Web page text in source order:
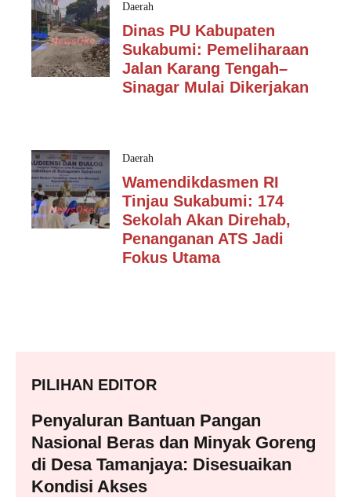
Daerah
Dinas PU Kabupaten
Sukabumi: Pemeliharaan
Jalan Karang Tengah–
Sinagar Mulai Dikerjakan
Daerah
Wamendikdasmen RI
Tinjau Sukabumi: 174
Sekolah Akan Direhab,
Penanganan ATS Jadi
Fokus Utama
PILIHAN EDITOR
Penyaluran Bantuan Pangan
Nasional Beras dan Minyak Goreng
di Desa Tamanjaya: Disesuaikan
Kondisi Akses